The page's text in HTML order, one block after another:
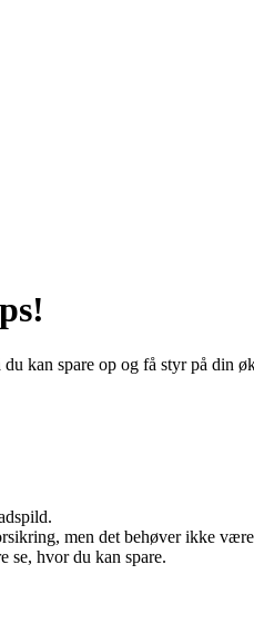
kan spare op og få styr på din
men det behøver ikke
se, hvor du kan spare.